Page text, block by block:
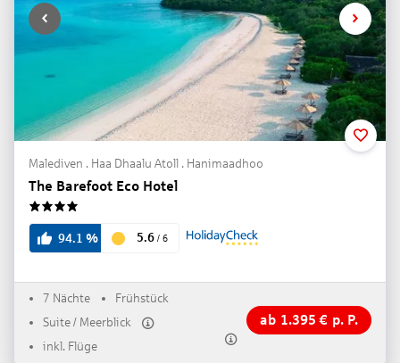
Malediven . Haa Dhaalu Atoll . Hanimaadhoo
The Barefoot Eco Hotel
4
94.1 % 5.6 / 6
7 Nächte
Frühstück
Suite / Meerblick
inkl. Flüge
ab 1.395 € p. P.